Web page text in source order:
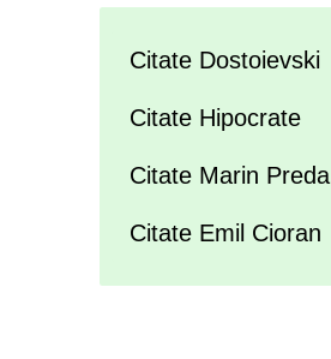
Citate Dostoievski
Citate Hipocrate
Citate Marin Preda
Citate Emil Cioran